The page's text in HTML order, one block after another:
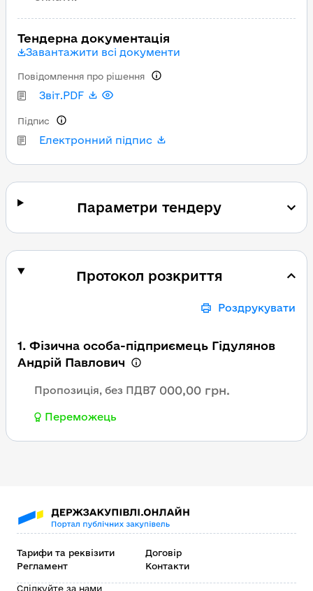
Тендерна документація
Завантажити всі документи
Звіт.PDF
Повідомлення про рішення
Електронний підпис
Підпис
Параметри тендеру
Протокол розкриття
Роздрукувати
1. Фізична особа-підприємець Гідулянов
Андрій Павлович
Пропозиція, без ПДВ7 000,00 грн.
Переможець
Тарифи та реквізити
Договір
Регламент
Контакти
Слідкуйте за нами